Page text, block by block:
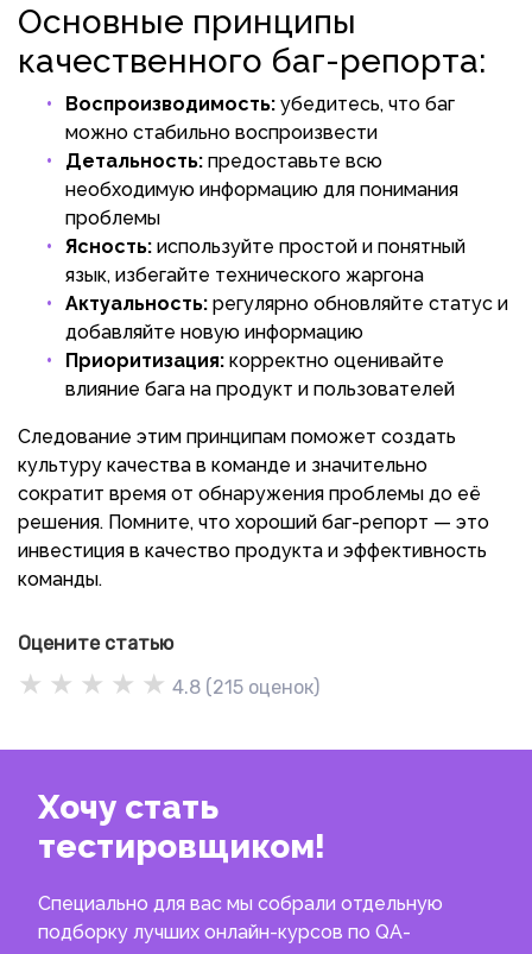
Основные принципы
качественного баг-репорта:
Воспроизводимость: убедитесь, что баг
можно стабильно воспроизвести
Детальность: предоставьте всю
необходимую информацию для понимания
проблемы
Ясность: используйте простой и понятный
язык, избегайте технического жаргона
Актуальность: регулярно обновляйте статус и
добавляйте новую информацию
Приоритизация: корректно оценивайте
влияние бага на продукт и пользователей
Следование этим принципам поможет создать
культуру качества в команде и значительно
сократит время от обнаружения проблемы до её
решения. Помните, что хороший баг-репорт — это
инвестиция в качество продукта и эффективность
команды.
Оцените статью
★ ★ ★ ★ ★ 4.8 (215 оценок)
Хочу стать
тестировщиком!
Специально для вас мы собрали отдельную
подборку лучших онлайн-курсов по QA-